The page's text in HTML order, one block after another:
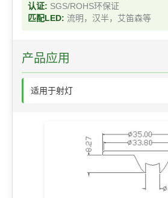
认证: SGS/ROHS环保证
匹配LED: 流明，汉半，艾笛森等
产品应用
适用于射灯